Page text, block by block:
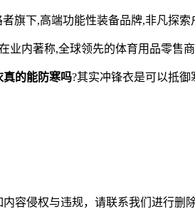
旗下,高端功能性装备品牌,非凡探索
内著称,全球领先的体育用品零售
真的能防寒吗?其实冲锋衣是可以抵
侵权与违规，请联系我们进行删